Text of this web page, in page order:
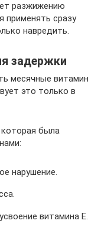
разжижению
применять сразу
навредить.
задержки
месячные витамин
это только в
которая была
нарушение.
витамина Е.